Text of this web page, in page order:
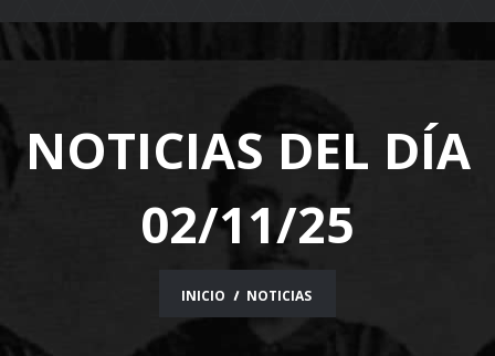
NOTICIAS DEL DÍA
02/11/25
INICIO NOTICIAS